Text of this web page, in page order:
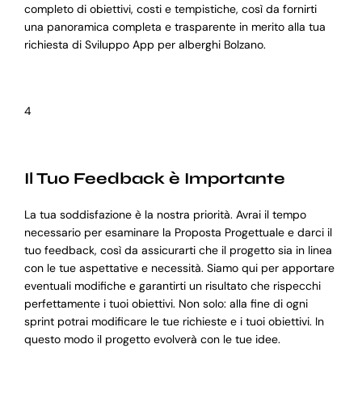
completo di obiettivi, costi e tempistiche, così da fornirti
una panoramica completa e trasparente in merito alla tua
richiesta di Sviluppo App per alberghi Bolzano.
4
Il Tuo Feedback è Importante
La tua soddisfazione è la nostra priorità. Avrai il tempo
necessario per esaminare la Proposta Progettuale e darci il
tuo feedback, così da assicurarti che il progetto sia in linea
con le tue aspettative e necessità. Siamo qui per apportare
eventuali modifiche e garantirti un risultato che rispecchi
perfettamente i tuoi obiettivi. Non solo: alla fine di ogni
sprint potrai modificare le tue richieste e i tuoi obiettivi. In
questo modo il progetto evolverà con le tue idee.